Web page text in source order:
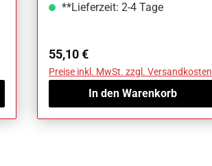
**Lieferzeit: 2-4 Tage
Regulärer Preis:
55,10 €
Preise inkl. MwSt. zzgl. Versandkosten
In den Warenkorb